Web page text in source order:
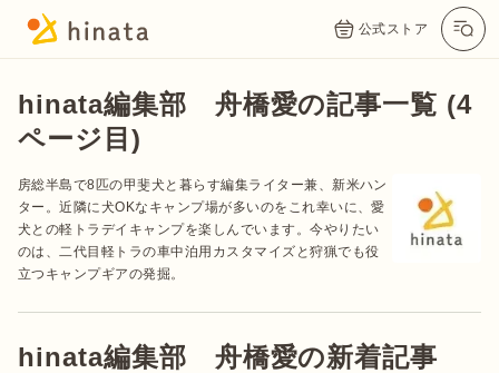
公式ストア
hinata編集部 舟橋愛の記事一覧 (4
ページ目)
房総半島で8匹の甲斐犬と暮らす編集ライター兼、新米ハン
ター。近隣に犬OKなキャンプ場が多いのをこれ幸いに、愛
犬との軽トラデイキャンプを楽しんでいます。今やりたい
のは、二代目軽トラの車中泊用カスタマイズと狩猟でも役
立つキャンプギアの発掘。
hinata編集部 舟橋愛の新着記事